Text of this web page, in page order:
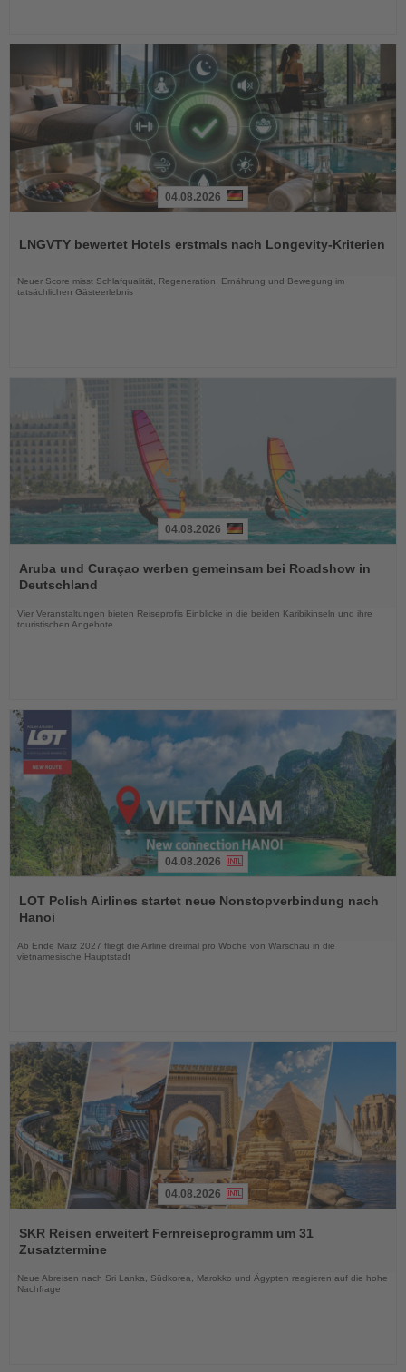
die
04.08.2026
LNGVTY bewertet Hotels erstmals nach Longevity-Kriterien
Neuer Score misst Schlafqualität, Regeneration, Ernährung und Bewegung im
tatsächlichen Gästeerlebnis
Sie
die
04.08.2026
Aruba und Curaçao werben gemeinsam bei Roadshow in
Deutschland
Vier Veranstaltungen bieten Reiseprofis Einblicke in die beiden Karibikinseln und ihre
touristischen Angebote
Sie
die
04.08.2026
LOT Polish Airlines startet neue Nonstopverbindung nach
Hanoi
Ab Ende März 2027 fliegt die Airline dreimal pro Woche von Warschau in die
vietnamesische Hauptstadt
Sie
die
04.08.2026
SKR Reisen erweitert Fernreiseprogramm um 31
Zusatztermine
Neue Abreisen nach Sri Lanka, Südkorea, Marokko und Ägypten reagieren auf die hohe
Nachfrage